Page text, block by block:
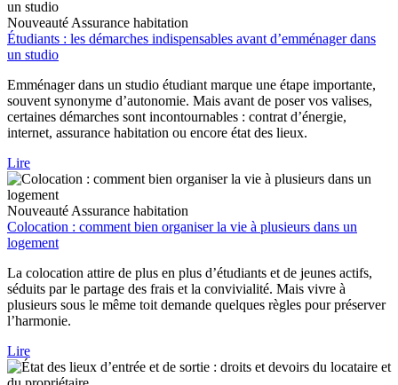
Nouveauté Assurance habitation
Étudiants : les démarches indispensables avant d’emménager dans
un studio
Emménager dans un studio étudiant marque une étape importante,
souvent synonyme d’autonomie. Mais avant de poser vos valises,
certaines démarches sont incontournables : contrat d’énergie,
internet, assurance habitation ou encore état des lieux.
Lire
Nouveauté Assurance habitation
Colocation : comment bien organiser la vie à plusieurs dans un
logement
La colocation attire de plus en plus d’étudiants et de jeunes actifs,
séduits par le partage des frais et la convivialité. Mais vivre à
plusieurs sous le même toit demande quelques règles pour préserver
l’harmonie.
Lire